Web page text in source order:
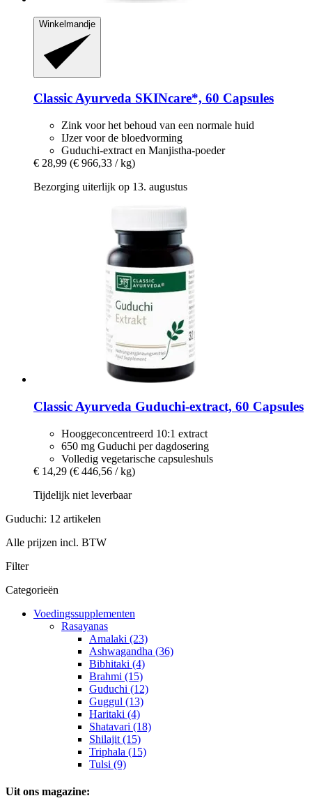
Winkelmandje
Classic Ayurveda SKINcare*, 60 Capsules
Zink voor het behoud van een normale huid
IJzer voor de bloedvorming
Guduchi-extract en Manjistha-poeder
€ 28,99 (€ 966,33 / kg)
Bezorging uiterlijk op 13. augustus
Classic Ayurveda Guduchi-​extract, 60 Capsules
Hooggeconcentreerd 10:1 extract
650 mg Guduchi per dagdosering
Volledig vegetarische capsuleshuls
€ 14,29 (€ 446,56 / kg)
Tijdelijk niet leverbaar
Guduchi: 12 artikelen
Alle prijzen incl. BTW
Filter
Categorieën
Voedingssupplementen
Rasayanas
Amalaki (23)
Ashwagandha (36)
Bibhitaki (4)
Brahmi (15)
Guduchi (12)
Guggul (13)
Haritaki (4)
Shatavari (18)
Shilajit (15)
Triphala (15)
Tulsi (9)
Uit ons magazine: